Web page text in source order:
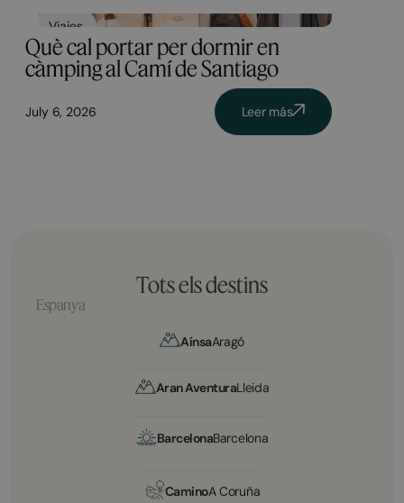
Viajes
Què cal portar per dormir en
càmping al Camí de Santiago
July 6, 2026 Leer más
Tots els destins
Espanya
AínsaAragó
Aran AventuraLleida
BarcelonaBarcelona
CaminoA Coruña